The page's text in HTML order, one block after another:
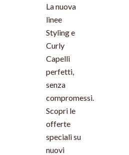
La nuova
linee
Styling e
Curly
Capelli
perfetti,
senza
compromessi.
Scopri le
offerte
speciali su
nuovi